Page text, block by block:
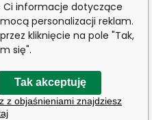
Ci informacje dotyczące
personalizacji reklam.
kliknięcie na pole "Tak,
się".
Tak akceptuję
z objaśnieniami znajdziesz